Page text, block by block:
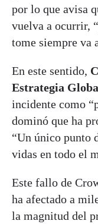
por lo que avisa
vuelva a ocurrir,
tome siempre va
En este sentido,
Estrategia
incidente como
dominó que ha
“Un único punto
vidas en todo el
Este fallo de
ha afectado a
la magnitud del